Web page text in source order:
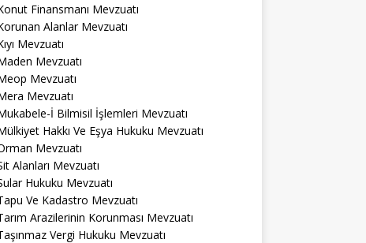
Finansmanı Mevzuatı
Alanlar Mevzuatı
Mevzuatı
Mevzuatı
Mevzuatı
Mevzuatı
İ Bilmisil İşlemleri Mevzuatı
Hakkı Ve Eşya Hukuku Mevzuatı
Mevzuatı
Alanları Mevzuatı
Hukuku Mevzuatı
Ve Kadastro Mevzuatı
Arazilerinin Korunması Mevzuatı
Vergi Hukuku Mevzuatı